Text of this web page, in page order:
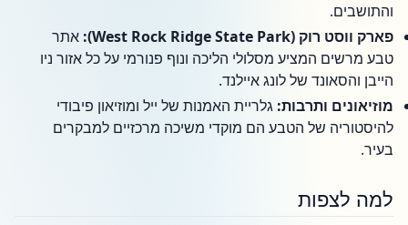
והתושבים.
פארק ווסט רוק (West Rock Ridge State Park):
אתר
טבע מרשים המציע מסלולי הליכה ונוף פנורמי על כל אזור ניו
הייבן והסאונד של לונג איילנד.
מוזיאונים ותרבות: גלריית האמנות של ייל ומוזיאון פיבודי
להיסטוריה של הטבע הם מוקדי משיכה מרכזיים למבקרים
בעיר.
למה לצפות